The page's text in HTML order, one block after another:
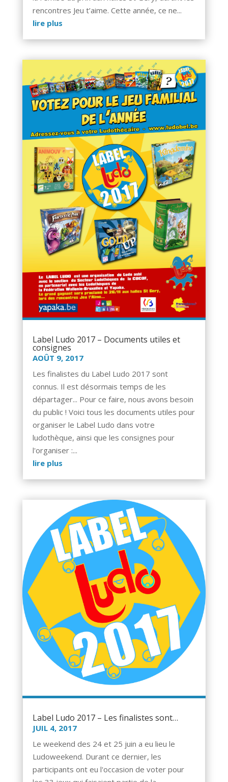
rencontres Jeu t’aime. Cette année, ce ne...
lire plus
Label Ludo 2017 – Documents utiles et
consignes
AOÛT 9, 2017
Les finalistes du Label Ludo 2017 sont
connus. Il est désormais temps de les
départager... Pour ce faire, nous avons besoin
du public ! Voici tous les documents utiles pour
organiser le Label Ludo dans votre
ludothèque, ainsi que les consignes pour
l'organiser :...
lire plus
Label Ludo 2017 – Les finalistes sont…
JUIL 4, 2017
Le weekend des 24 et 25 juin a eu lieu le
Ludoweekend. Durant ce dernier, les
participants ont eu l'occasion de voter pour